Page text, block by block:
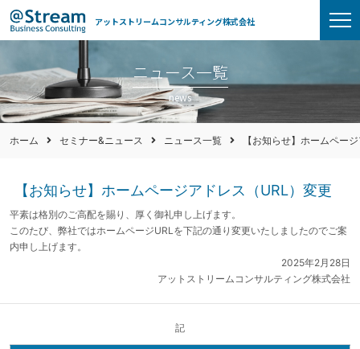
アットストリームコンサルティング株式会社
ニュース一覧
news
ホーム セミナー&ニュース ニュース一覧 【お知らせ】ホームペ
【お知らせ】ホームページアドレス（URL）変更
平素は格別のご高配を賜り、厚く御礼申し上げます。
このたび、弊社ではホームページURLを下記の通り変更いたしましたのでご案
内申し上げます。
2025年2月28日
アットストリームコンサルティング株式会社
記